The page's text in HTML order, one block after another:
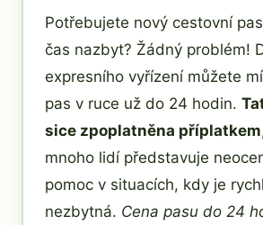
Potřebujete nový cestovní
čas nazbyt? Žádný problém!
expresního vyřízení můžete
pas v ruce už do 24 hodin.
sice zpoplatněna příplatkem
mnoho lidí představuje
pomoc v situacích, kdy je
nezbytná. Cena pasu do 24